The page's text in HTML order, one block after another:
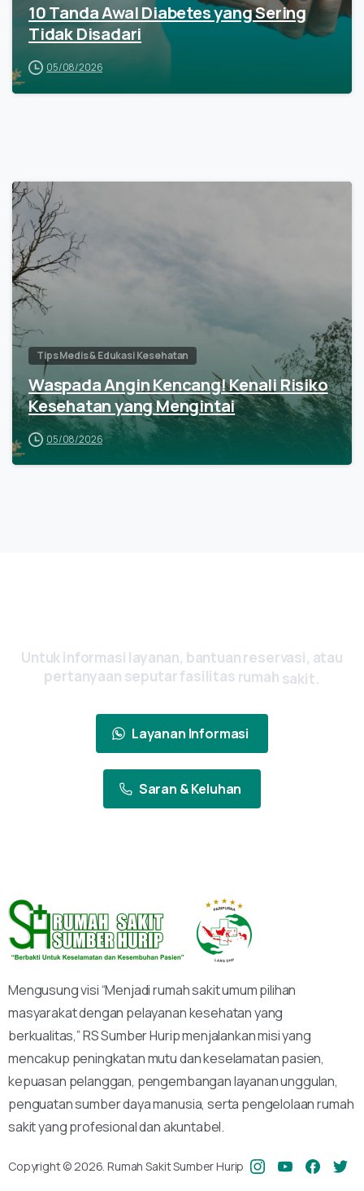
10 Tanda Awal Diabetes yang Sering
Tidak Disadari
05/08/2026
Tips Medis & Edukasi Kesehatan
Waspada Angin Kencang! Kenali Risiko
Kesehatan yang Mengintai
05/08/2026
Untukinformasi layanan, bantuanreservasi, atau
pertanyaan seputarfasilitas rumah sakit.
Layanan Informasi
Saran & Keluhan
Mengusung visi “Menjadi rumah sakit umum pilihan
masyarakat dengan pelayanan kesehatan yang
berkualitas,” RS Sumber Hurip menjalankan misi yang
mencakup peningkatan mutu dan keselamatan pasien,
kepuasan pelanggan, pengembangan layanan unggulan,
penguatan sumber daya manusia, serta pengelolaan rumah
sakit yang profesional dan akuntabel.
Copyright © 2026. Rumah Sakit Sumber Hurip